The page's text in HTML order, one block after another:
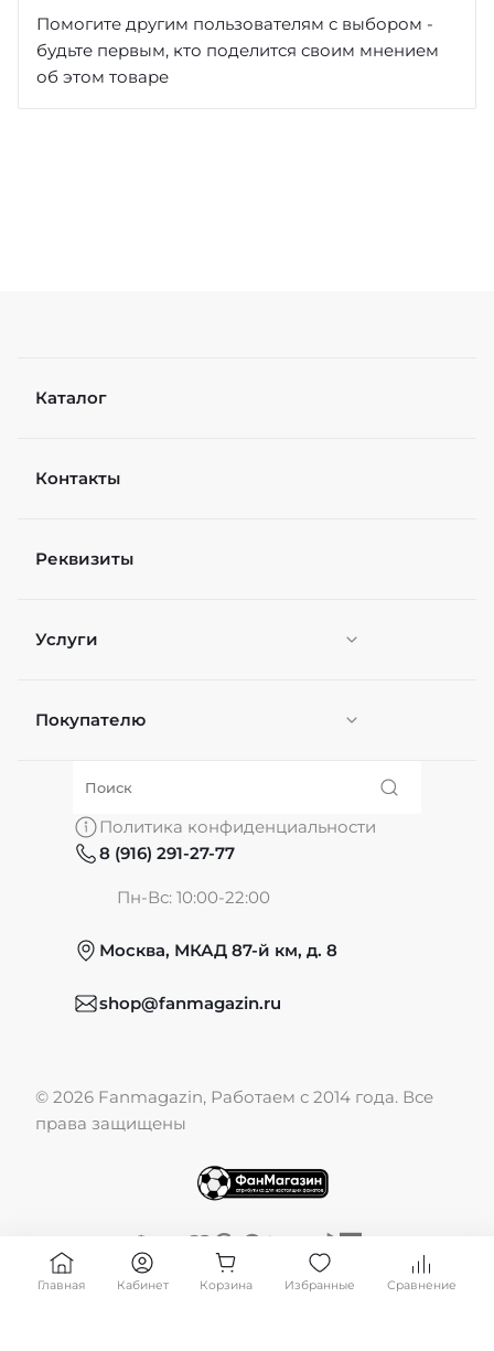
Файл
Я согласен(а) на
обработку персональных
Отправить
Помогите другим пользователям с выбором -
будьте первым, кто поделится своим мнением
об этом товаре
Каталог
Контакты
Реквизиты
Услуги
Персонификация
Покупателю
О нас
Обмен и возврат
Публичная оферта
Политика конфиденциальности
8 (916) 291-27-77
Пн-Вс: 10:00-22:00
Москва, МКАД 87-й км, д. 8
shop@fanmagazin.ru
© 2026 Fanmagazin, Работаем с 2014 года. Все
права защищены
Главная Кабинет Корзина Избранные Сравнение